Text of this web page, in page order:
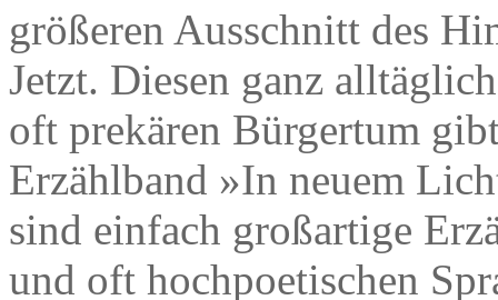
größeren Ausschnitt des
Jetzt. Diesen ganz
oft prekären Bürgertum
Erzählband »In neuem
sind einfach großartige
und oft hochpoetischen